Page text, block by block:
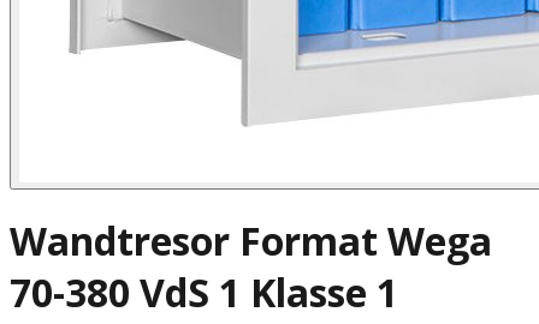
Wandtresor Format Wega
70-380 VdS 1 Klasse 1